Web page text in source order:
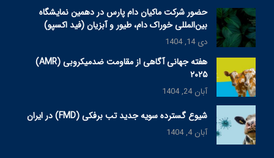
حضور شرکت ماکیان دام پارس در دهمین نمایشگاه
بین‌المللی خوراک دام، طیور و آبزیان (فید اکسپو)
دی 14, 1404
هفته جهانی آگاهی از مقاومت ضدمیکروبی (AMR)
۲۰۲۵
آبان 24, 1404
شیوع گسترده سویه جدید تب برفکی (FMD) در ایران
آبان 4, 1404